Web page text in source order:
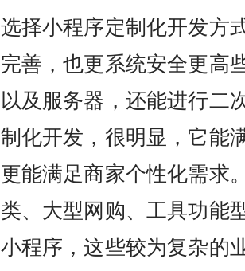
程序定制化开发方式
善，也更系统安全更高
及服务器，还能进行二
化开发，很明显，它能
能满足商家个性化需求
、大型网购、工具功能
程序，这些较为复杂的